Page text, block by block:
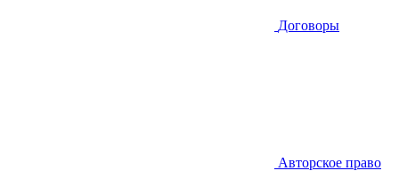
Договоры
Авторское право